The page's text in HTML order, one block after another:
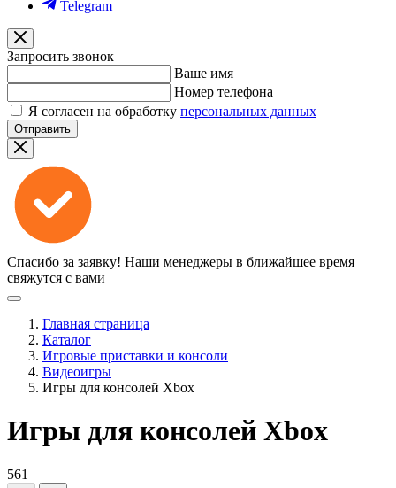
Telegram
Запросить звонок
Ваше имя
Номер телефона
Я согласен на обработку персональных данных
Отправить
Спасибо за заявку! Наши менеджеры в ближайшее время
свяжутся с вами
Главная страница
Каталог
Игровые приставки и консоли
Видеоигры
Игры для консолей Xbox
Игры для консолей Xbox
561